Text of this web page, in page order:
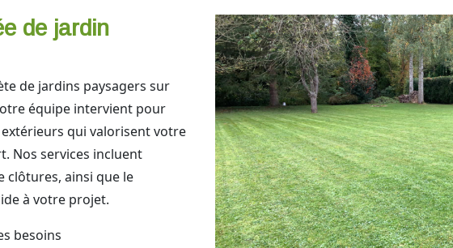
de jardin
de jardins paysagers sur
équipe intervient pour
qui valorisent votre
Nos services incluent
clôtures, ainsi que le
à votre projet.
besoins